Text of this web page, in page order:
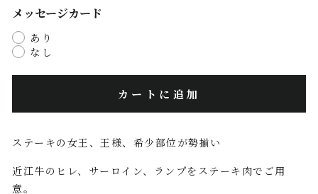
メッセージカード
あり
なし
カートに追加
ステーキの女王、王様、希少部位が勢揃い
近江牛のヒレ、サーロイン、ランプをステーキ肉でご用
意。